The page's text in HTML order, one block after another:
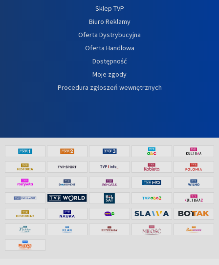
Sklep TVP
Biuro Reklamy
Oferta Dystrybucyjna
Oferta Handlowa
Dostępność
Moje zgody
Procedura zgłoszeń wewnętrznych